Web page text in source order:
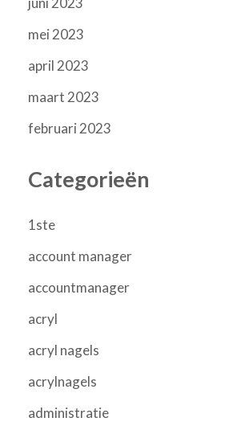
mei 2023
april 2023
maart 2023
februari 2023
Categorieën
1ste
account manager
accountmanager
acryl
acryl nagels
acrylnagels
administratie